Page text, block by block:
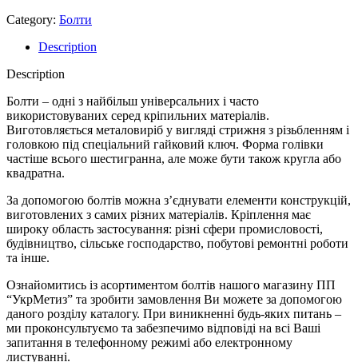
Category: Болти
Description
Description
Болти – одні з найбільш універсальних і часто
використовуваних серед кріпильних матеріалів.
Виготовляється металовиріб у вигляді стрижня з різьбленням і
головкою під спеціальний гайковий ключ. Форма голівки
частіше всього шестигранна, але може бути також кругла або
квадратна.
За допомогою болтів можна з’єднувати елементи конструкцій,
виготовлених з самих різних матеріалів. Кріплення має
широку область застосування: різні сфери промисловості,
будівництво, сільське господарство, побутові ремонтні роботи
та інше.
Ознайомитись із асортиментом болтів нашого магазину ПП
“УкрМетиз” та зробити замовлення Ви можете за допомогою
даного розділу каталогу. При виникненні будь-яких питань –
ми проконсультуємо та забезпечимо відповіді на всі Ваші
запитання в телефонному режимі або електронному
листуванні.